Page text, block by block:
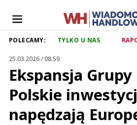
POLECAMY: TYLKO U NAS
25.03.2026 / 08:59
Ekspansja Grupy
Polskie
napędzają